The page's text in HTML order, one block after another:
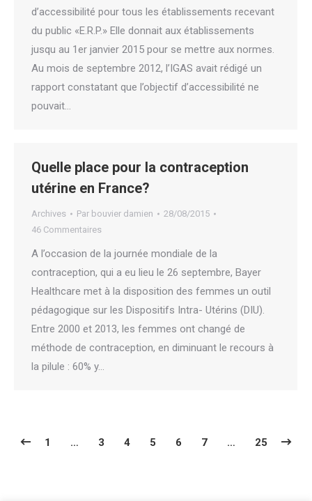
d’accessibilité pour tous les établissements recevant
du public «E.R.P.» Elle donnait aux établissements
jusqu au 1er janvier 2015 pour se mettre aux normes.
Au mois de septembre 2012, l’IGAS avait rédigé un
rapport constatant que l’objectif d’accessibilité ne
pouvait…
Quelle place pour la contraception
utérine en France?
Archives Par bouvier damien
28/08/2015
46 Commentaires
A l’occasion de la journée mondiale de la
contraception, qui a eu lieu le 26 septembre, Bayer
Healthcare met à la disposition des femmes un outil
pédagogique sur les Dispositifs Intra- Utérins (DIU).
Entre 2000 et 2013, les femmes ont changé de
méthode de contraception, en diminuant le recours à
la pilule : 60% y…
1 … 3 4 5 6 7 … 25